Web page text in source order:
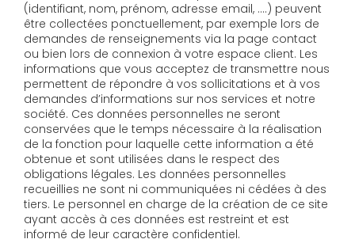
(identifiant, nom, prénom, adresse email, ….) peuvent
être collectées ponctuellement, par exemple lors de
demandes de renseignements via la page contact
ou bien lors de connexion à votre espace client. Les
informations que vous acceptez de transmettre nous
permettent de répondre à vos sollicitations et à vos
demandes d’informations sur nos services et notre
société. Ces données personnelles ne seront
conservées que le temps nécessaire à la réalisation
de la fonction pour laquelle cette information a été
obtenue et sont utilisées dans le respect des
obligations légales. Les données personnelles
recueillies ne sont ni communiquées ni cédées à des
tiers. Le personnel en charge de la création de ce site
ayant accès à ces données est restreint et est
informé de leur caractère confidentiel.